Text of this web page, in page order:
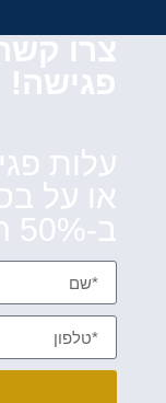
צרו
פגישה!
או על
ב-50% הנחה